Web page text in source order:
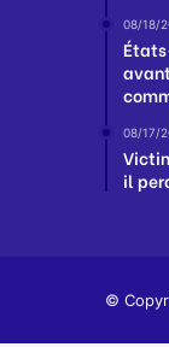
08/18/
08/17/
il
©